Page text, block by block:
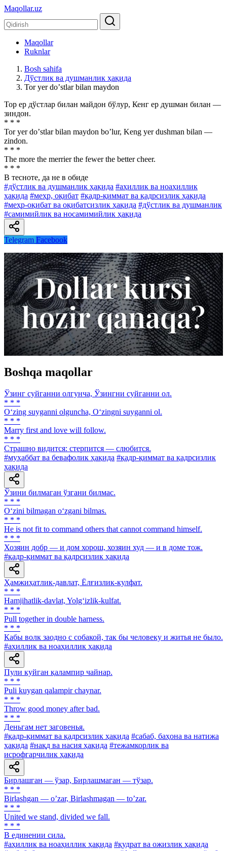
Maqollar.uz
Maqollar
Ruknlar
Bosh sahifa
Дўстлик ва душманлик ҳақида
Tor yer doʼstlar bilan maydon
Тор ер дўстлар билан майдон бўлур, Кенг ер душман билан —
зиндон.
* * *
Tor yer doʼstlar bilan maydon boʼlur, Keng yer dushman bilan —
zindon.
* * *
The more the merrier the fewer the better cheer.
* * *
В тесноте, да не в обиде
#дўстлик ва душманлик ҳақида #аҳиллик ва ноаҳиллик
ҳақида #меҳр, оқибат #қадр-қиммат ва қадрсизлик ҳақида
#меҳр-оқибат ва оқибатсизлик ҳақида #дўстлик ва душманлик
#самимийлик ва носамимийлик ҳақида
Telegram Facebook
Boshqa maqollar
Ўзинг суйганни олгунча, Ўзингни суйганни ол.
* * *
O‘zing suyganni olguncha, O‘zingni suyganni ol.
* * *
Marry first and love will follow.
* * *
Страшно видится: стерпится — слюбится.
#муҳаббат ва бевафолик ҳақида #қадр-қиммат ва қадрсизлик
ҳақида
Ўзини билмаган ўзгани билмас.
* * *
O‘zini bilmagan o‘zgani bilmas.
* * *
He is not fit to command others that cannot command himself.
* * *
Хозяин добр — и дом хорош, хозяин худ — и в доме тож.
#қадр-қиммат ва қадрсизлик ҳақида
Ҳамжиҳатлик-давлат, Ёлғизлик-кулфат.
* * *
Hamjihatlik-davlat, Yolg‘izlik-kulfat.
* * *
Pull together in double harness.
* * *
Кабы волк заодно с собакой, так бы человеку и житья не было.
#аҳиллик ва ноаҳиллик ҳақида
Пули куйган қалампир чайнар.
* * *
Puli kuygan qalampir chaynar.
* * *
Throw good money after bad.
* * *
Деньгам нет заговенья.
#қадр-қиммат ва қадрсизлик ҳақида #сабаб, баҳона ва натижа
ҳақида #нақд ва насия ҳақида #тежамкорлик ва
исрофгарчилик ҳақида
Бирлашган — ўзар, Бирлашмаган — тўзар.
* * *
Birlashgan — oʼzar, Birlashmagan — toʼzar.
* * *
United we stand, divided we fall.
* * *
В единении сила.
#аҳиллик ва ноаҳиллик ҳақида #қудрат ва ожизлик ҳақида